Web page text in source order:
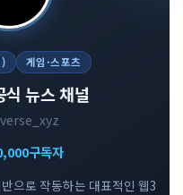
게임·스포츠
식 뉴스 채널
구독자
으로 작동하는 대표적인 웹3